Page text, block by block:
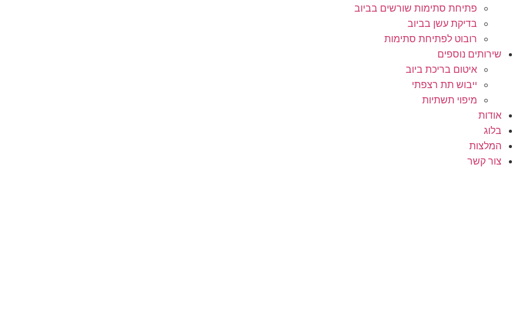
פתיחת סתימות שורשים בביוב
בדיקת עשן בביוב
רובוט לפתיחת סתימות
שירותים נוספים
איטום בריכת ביוב
ייבוש תת רצפתי
מיפוי תשתיות
אודות
בלוג
המלצות
צור קשר